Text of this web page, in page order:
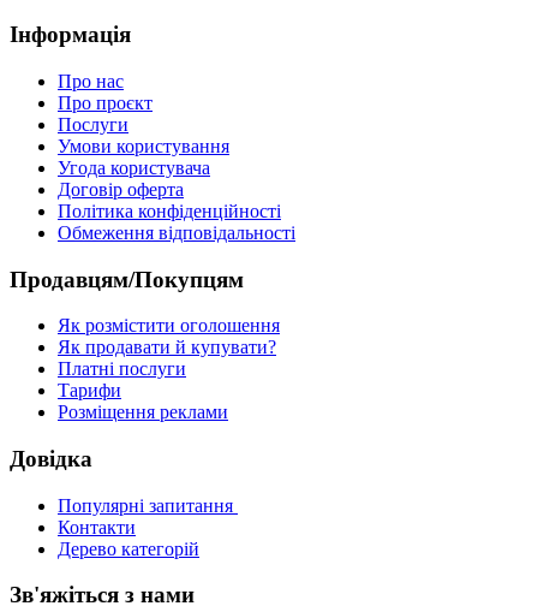
Інформація
Про нас
Про проєкт
Послуги
Умови користування
Угода користувача
Договір оферта
Політика конфіденційності
Обмеження відповідальності
Продавцям/Покупцям
Як розмістити оголошення
Як продавати й купувати?
Платні послуги
Тарифи
Розміщення реклами
Довідка
Популярні запитання
Контакти
Дерево категорій
Зв'яжіться з нами